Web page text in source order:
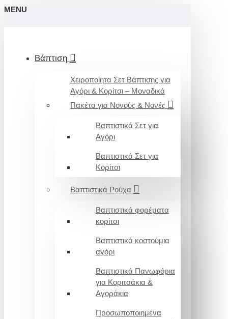
MENU
Βάπτιση
Χειροποίητα Σετ Βάπτισης για
Αγόρι & Κορίτσι – Μοναδικά
Πακέτα για Νονούς & Νονές
Βαπτιστικά Σετ για
Αγόρι
Βαπτιστικά Σετ για
Κορίτσι
Βαπτιστικά Ρούχα
Βαπτιστικά φορέματα
κορίτσι
Βαπτιστικά κοστούμια
αγόρι
Βαπτιστικά Πανωφόρια
για Κοριτσάκια &
Αγοράκια
Προσωποποιημένα